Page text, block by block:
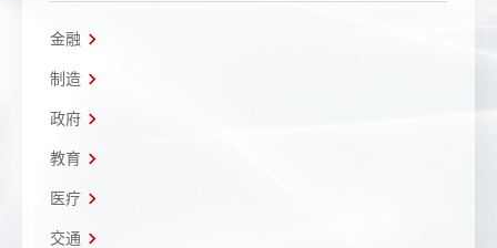
金融
制造
政府
教育
医疗
交通